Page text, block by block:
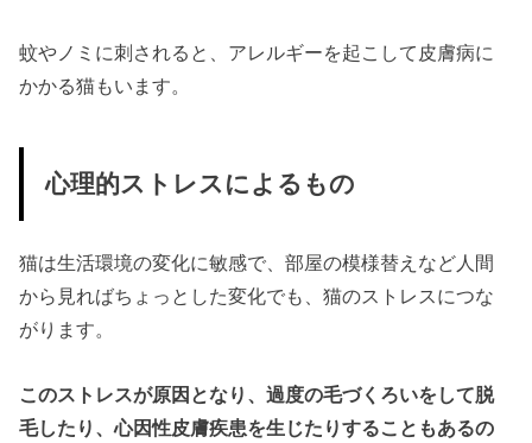
蚊やノミに刺されると、アレルギーを起こして皮膚病に
かかる猫もいます。
心理的ストレスによるもの
猫は生活環境の変化に敏感で、部屋の模様替えなど人間
から見ればちょっとした変化でも、猫のストレスにつな
がります。
このストレスが原因となり、過度の毛づくろいをして脱
毛したり、心因性皮膚疾患を生じたりすることもあるの